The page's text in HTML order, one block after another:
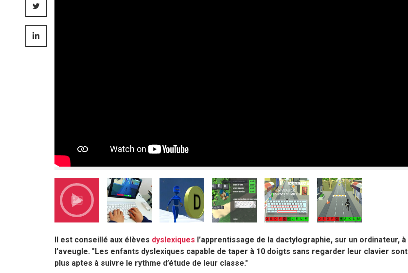
Il est conseillé aux élèves dyslexiques l’apprentissage de la dactylographie, sur un ordinateur, à
l’aveugle. "Les enfants dyslexiques capable de taper à 10 doigts sans regarder leur clavier sont
plus aptes à suivre le rythme d’étude de leur classe."